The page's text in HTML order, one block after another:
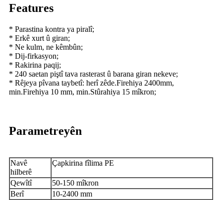
Features
* Parastina kontra ya piralî;
* Erkê xurt û giran;
* Ne kulm, ne kêmbûn;
* Dij-firkasyon;
* Rakirina paqij;
* 240 saetan piştî tava rasterast û barana giran nekeve;
* Rêjeya pîvana taybetî: herî zêde.Firehiya 2400mm,
min.Firehiya 10 mm, min.Stûrahiya 15 mîkron;
Parametreyên
Navê
hilberê
Çapkirina fîlima PE
Qewîtî
50-150 mîkron
Berî
10-2400 mm